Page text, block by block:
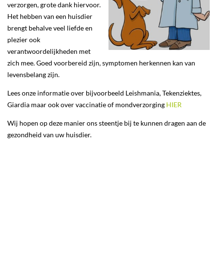
verzorgen, grote dank hiervoor.
Het hebben van een huisdier
brengt behalve veel liefde en
plezier ook
verantwoordelijkheden met
zich mee. Goed voorbereid zijn, symptomen herkennen kan van
levensbelang zijn.
Lees onze informatie over bijvoorbeeld Leishmania, Tekenziektes,
Giardia maar ook over vaccinatie of mondverzorging HIER
Wij hopen op deze manier ons steentje bij te kunnen dragen aan de
gezondheid van uw huisdier.